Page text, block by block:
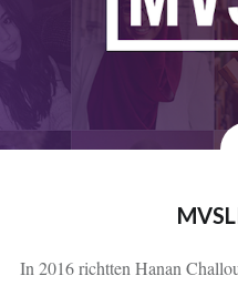
In 2016 richtten Hanan